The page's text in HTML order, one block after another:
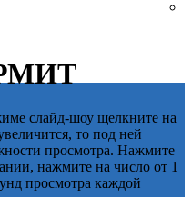
слайд-шоу щелкните на
то под ней
просмотра. Нажмите
нажмите на число от 1
просмотра каждой